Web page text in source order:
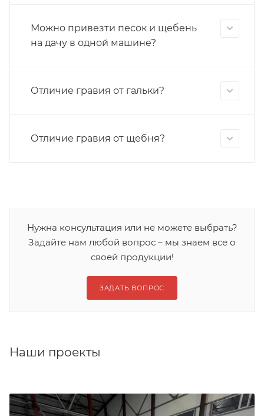
Можно привезти песок и щебень
на дачу в одной машине?
Отличие гравия от гальки?
Отличие гравия от щебня?
Нужна консультация или не можете выбрать?
Задайте нам любой вопрос – мы знаем все о
своей продукции!
ЗАДАТЬ ВОПРОС
Наши проекты